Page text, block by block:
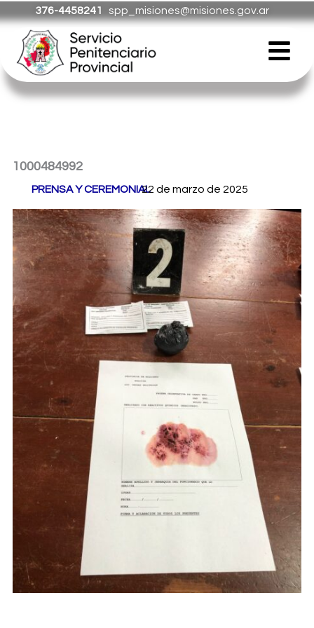
al
contenido
376-4458241 spp_misiones@misiones.gov.ar
1000484992
PRENSA Y CEREMONIAL/
22 de marzo de 2025